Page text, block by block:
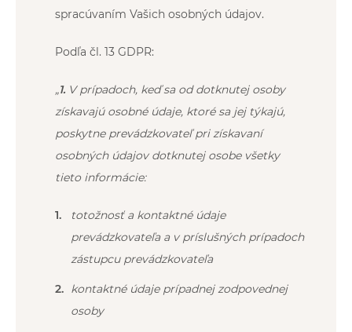
spracúvaním Vašich osobných údajov.
Podľa čl. 13 GDPR:
„1. V prípadoch, keď sa od dotknutej osoby
získavajú osobné údaje, ktoré sa jej týkajú,
poskytne prevádzkovateľ pri získavaní
osobných údajov dotknutej osobe všetky
tieto informácie:
totožnosť a kontaktné údaje
prevádzkovateľa a v príslušných prípadoch
zástupcu prevádzkovateľa
kontaktné údaje prípadnej zodpovednej
osoby